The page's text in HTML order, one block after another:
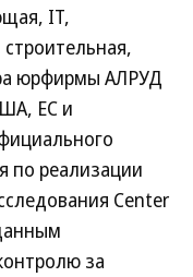
IT,
юрфирмы АЛРУД
ЕС и
по реализации
Center
за